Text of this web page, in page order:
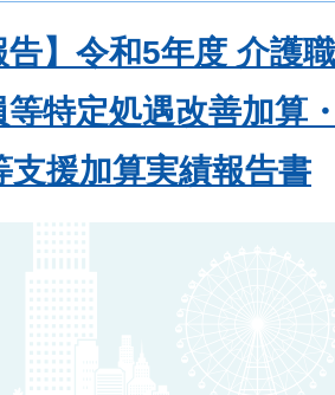
告】令和5年度 介護
等特定処遇改善加算
支援加算実績報告書